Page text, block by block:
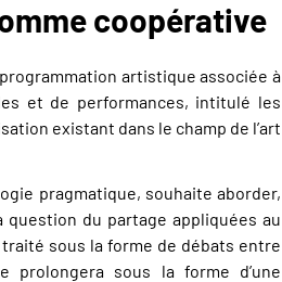
coopérative
artistique associée à
et de performances, intitulé les
existant dans le champ de l’art
pragmatique, souhaite aborder,
question du partage appliquées au
sous la forme de débats entre
prolongera sous la forme d’une